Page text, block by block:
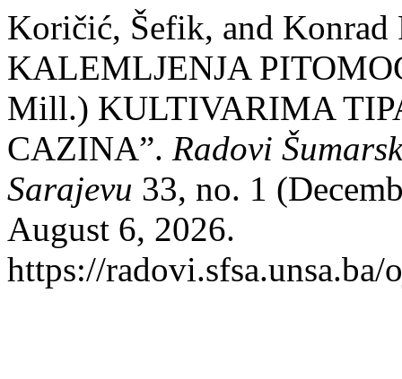
Koričić, Šefik, and
KALEMLJENJA
Mill.) KULTIVARIMA
CAZINA”. Radovi
Sarajevu 33, no. 1
August 6, 2026.
https://